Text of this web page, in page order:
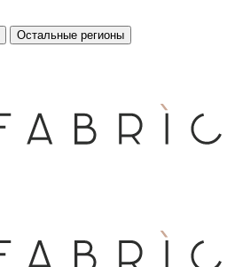
Остальные регионы